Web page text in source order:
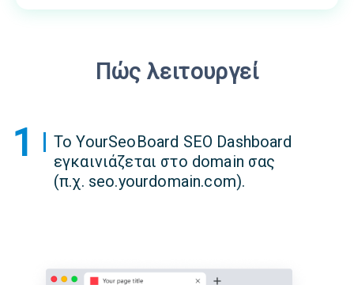
Πώς λειτουργεί
1
Το YourSeoBoard SEO Dashboard
εγκαινιάζεται στο domain σας
(π.χ. seo.yourdomain.com).